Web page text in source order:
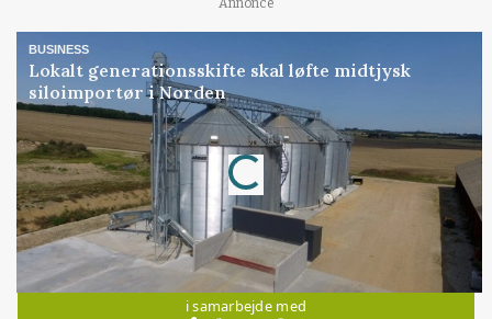
BUSINESS
Lokalt generationsskifte skal løfte midtjysk
siloimportør i Norden
Annonce
Loading...
Jobs
i samarbejde med